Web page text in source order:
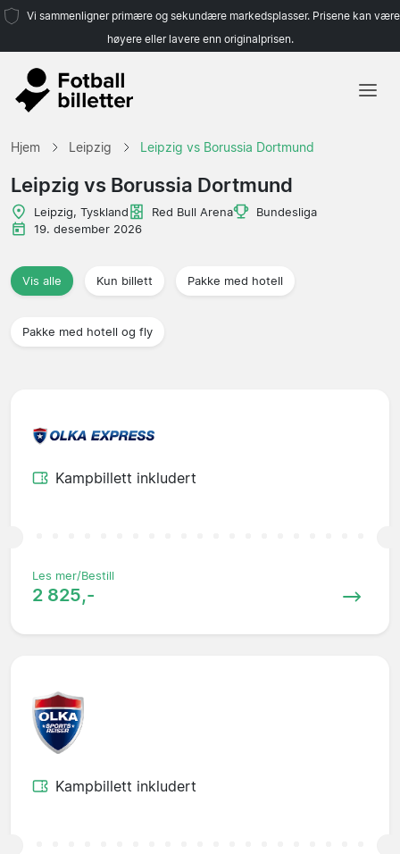
Vi sammenligner primære og sekundære markedsplasser. Prisene kan være
høyere eller lavere enn originalprisen.
Hjem Leipzig Leipzig vs Borussia Dortmund
Leipzig vs Borussia Dortmund
Leipzig, Tyskland Red Bull Arena
Bundesliga
19. desember 2026
Vis alle Kun billett Pakke med hotell
Pakke med hotell og fly
Kampbillett inkludert
Les mer/Bestill
2 825,-
Kampbillett inkludert